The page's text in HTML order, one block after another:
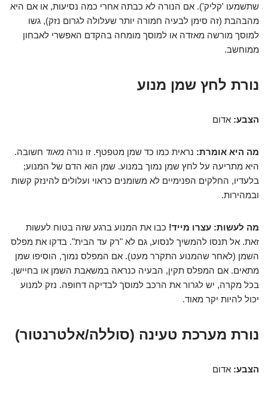
שתשמעו 'קליק'). אם הנורה לא כבתה אחרי כמה נסיעות, או אם היא
מהבהבת (זה סימן לבעיה חמורה יותר שעלולה לגרום נזק), גשו
למוסך מורשה מאזדה או למוסך מומחה בהקדם האפשרי לאבחון
ממוחשב.
נורת לחץ שמן מנוע
הצבע: אדום
מה היא אומרת: נראית כמו כד שמן מטפטף. זו נורה מאוד חשובה.
היא מתריעה על לחץ שמן נמוך במנוע. שמן הוא הדם של המנוע;
בלעדיו, החלקים הפנימיים לא משומנים כראוי ועלולים להינזק קשות
ובמהירות.
מה לעשות: עצרו מייד! כבו את המנוע ברגע שזה בטוח לעשות
זאת. אל תנסו להמשיך לנסוע, גם לא "רק עד הבית". בדקו את מפלס
השמן (לאחר שהמנוע התקרר מעט). אם המפלס נמוך, הוסיפו שמן
מתאים. אם המפלס תקין, הבעיה כנראה במשאבת השמן או בחיישן.
בכל מקרה, יש לגרור את הרכב למוסך לבדיקה דחופה. נזק למנוע
יכול להיות יקר מאוד.
נורת מערכת טעינה (סוללה/אלטרנטור)
הצבע: אדום